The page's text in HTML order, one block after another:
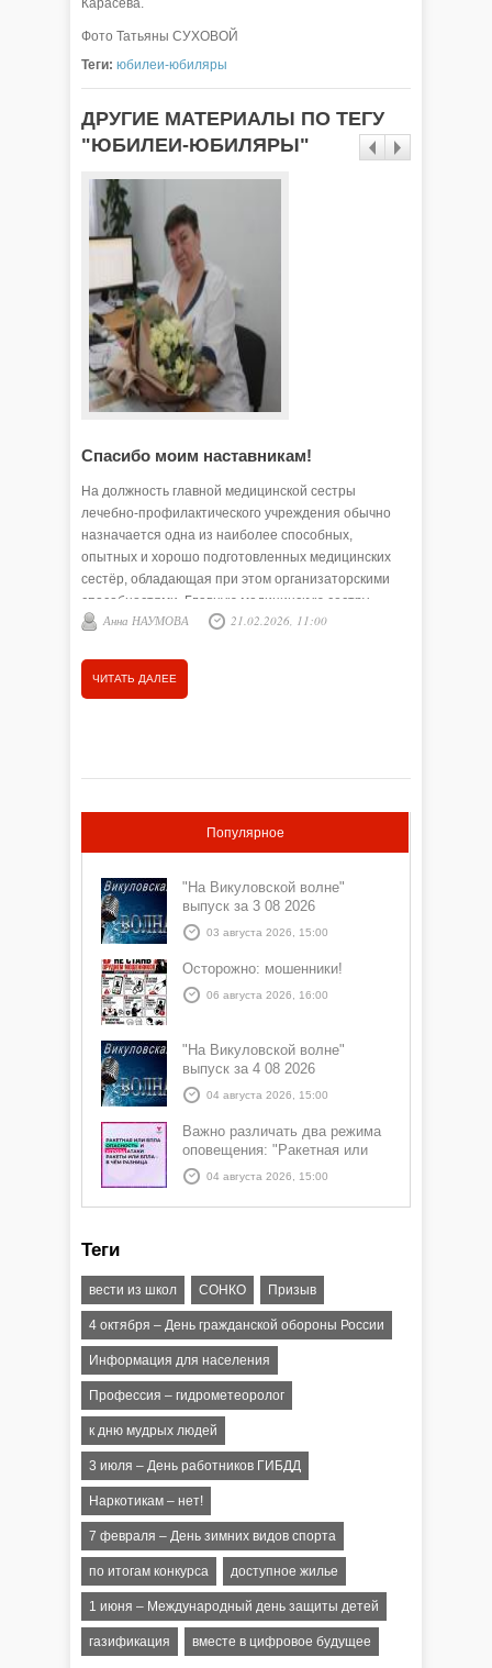
Карасёва.
Фото Татьяны СУХОВОЙ
Теги: юбилеи-юбиляры
ДРУГИЕ МАТЕРИАЛЫ ПО ТЕГУ
"ЮБИЛЕИ-ЮБИЛЯРЫ"
Спасибо моим наставникам!
На должность главной медицинской сестры
лечебно-профилактического учреждения обычно
назначается одна из наиболее способных,
опытных и хорошо подготовленных медицинских
сестёр, обладающая при этом организаторскими
способностями. Главную медицинскую сестру
больницы фактически можно назвать её хозяйкой.
и порядок во всех помещениях отделения, качество
ухода за больными.
Анна НАУМОВА 21.02.2026, 11:00
ЧИТАТЬ ДАЛЕЕ
Популярное
"На Викуловской волне"
выпуск за 3 08 2026
03 августа 2026, 15:00
Осторожно: мошенники!
06 августа 2026, 16:00
"На Викуловской волне"
выпуск за 4 08 2026
04 августа 2026, 15:00
Важно различать два режима
оповещения: "Ракетная или
БПЛА опасность" и "Угроза
атаки ракеты или БПЛА"
04 августа 2026, 15:00
Теги
вести из школ СОНКО Призыв
4 октября – День гражданской обороны России
Информация для населения
Профессия – гидрометеоролог
к дню мудрых людей
3 июля – День работников ГИБДД
Наркотикам – нет!
7 февраля – День зимних видов спорта
по итогам конкурса доступное жилье
1 июня – Международный день защиты детей
газификация вместе в цифровое будущее